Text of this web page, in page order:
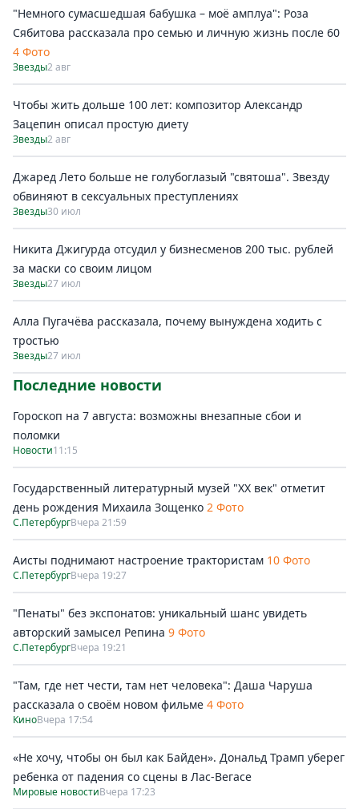
"Немного сумасшедшая бабушка – моё амплуа": Роза
Сябитова рассказала про семью и личную жизнь после 60
4 Фото
Звезды2 авг
Чтобы жить дольше 100 лет: композитор Александр
Зацепин описал простую диету
Звезды2 авг
Джаред Лето больше не голубоглазый "святоша". Звезду
обвиняют в сексуальных преступлениях
Звезды30 июл
Никита Джигурда отсудил у бизнесменов 200 тыс. рублей
за маски со своим лицом
Звезды27 июл
Алла Пугачёва рассказала, почему вынуждена ходить с
тростью
Звезды27 июл
Последние новости
Гороскоп на 7 августа: возможны внезапные сбои и
поломки
Новости11:15
Государственный литературный музей "ХХ век" отметит
день рождения Михаила Зощенко 2 Фото
С.ПетербургВчера 21:59
Аисты поднимают настроение трактористам 10 Фото
С.ПетербургВчера 19:27
"Пенаты" без экспонатов: уникальный шанс увидеть
авторский замысел Репина 9 Фото
С.ПетербургВчера 19:21
"Там, где нет чести, там нет человека": Даша Чаруша
рассказала о своём новом фильме 4 Фото
КиноВчера 17:54
«Не хочу, чтобы он был как Байден». Дональд Трамп уберег
ребенка от падения со сцены в Лас-Вегасе
Мировые новостиВчера 17:23